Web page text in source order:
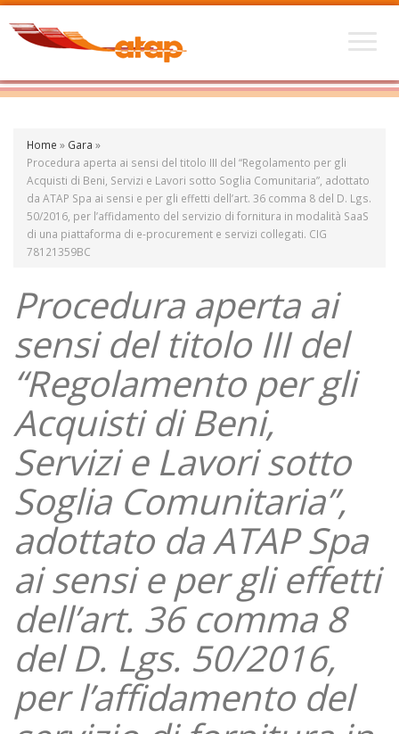
Home » Gara »
Procedura aperta ai sensi del titolo III del “Regolamento per gli
Acquisti di Beni, Servizi e Lavori sotto Soglia Comunitaria”, adottato
da ATAP Spa ai sensi e per gli effetti dell’art. 36 comma 8 del D. Lgs.
50/2016, per l’affidamento del servizio di fornitura in modalità SaaS
di una piattaforma di e-procurement e servizi collegati. CIG
78121359BC
Procedura aperta ai
sensi del titolo III del
“Regolamento per gli
Acquisti di Beni,
Servizi e Lavori sotto
Soglia Comunitaria”,
adottato da ATAP Spa
ai sensi e per gli effetti
dell’art. 36 comma 8
del D. Lgs. 50/2016,
per l’affidamento del